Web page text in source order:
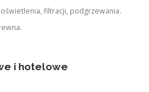
filtracji, podgrzewania.
i hotelowe